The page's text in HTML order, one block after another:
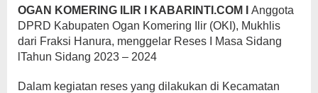
OGAN KOMERING ILIR KABARINTI.COM
Anggota
DPRD Kabupaten Ogan Komering Ilir (OKI), Mukhlis
dari Fraksi Hanura, menggelar Reses I Masa Sidang
lTahun Sidang 2023 – 2024
Dalam kegiatan reses yang dilakukan di Kecamatan